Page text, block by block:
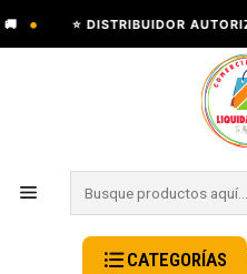
• ⭐ DISTRIBUIDOR
CATEGORÍAS